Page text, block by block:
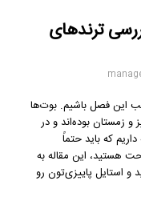
ترندهای
این فصل باشیم. بوت‌ها
زمستان بوده‌اند و در
داریم که باید حتماً
هستید، این مقاله به
استایل پاییزی‌تون رو